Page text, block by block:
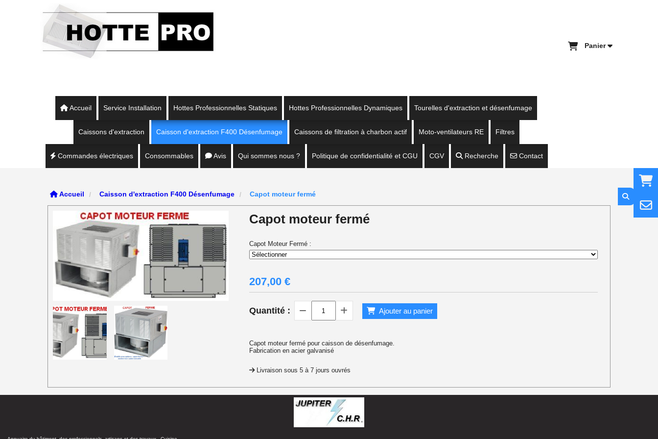
Accueil Service Installation Hottes Professionnelles Statiques Hottes Professionnelles Dynamiques Tourelles d'extraction et désenfumage
Caissons d'extraction Caisson d'extraction F400 Désenfumage Caissons de filtration à charbon actif Moto-ventilateurs RE Filtres
Commandes électriques Consommables Avis Qui sommes nous ? Politique de confidentialité et CGU CGV Recherche Contact
Panier
Accueil Caisson d'extraction F400 Désenfumage Capot moteur fermé
Capot moteur fermé
Capot Moteur Fermé :
207,00€
Quantité : Ajouter au panier
Capot moteur fermé pour caisson de désenfumage.
Fabrication en acier galvanisé
Livraison sous 5 à 7 jours ouvrés
Panneau de gestion des cookies